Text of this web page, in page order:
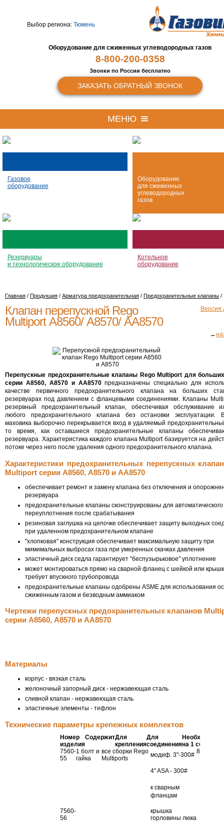
Выбор региона: Тюмень
Оборудование для сжиженных углеводородных газов
8-800-200-0358
Звонки по России бесплатно
ЗАКАЗАТЬ ОБРАТНЫЙ ЗВОНОК
МЕНЮ
Газовое
оборудование
Оборудование
для сжиженных
углеводородных
газов
Резервуары
и технологическое оборудование
Котельное
оборудование
Главная / Продукция / Арматура предохранительная / Предохранительные клапаны /
Версия
Клапан перепускной Rego
Multiport А8560/ А8570/ АА8570
←
Перепускные предохранительные клапаны Rego Multiport для
серии А8560, А8570 и АА8570предназначены специально для
качестве первичного предохранительного клапана на больших
резервуарах под давлением с фланцевыми соединениями. Клапаны
резервный предохранительный клапан, обеспечивая обслуживание
любого предохранительного клапана без остановки эксплуатации.
маховика выборочно перекрывается вход в удаляемый
то время, как оставшиеся предохранительные клапаны
резервуара. Характеристика каждого клапана Multiport базируется на
потоке через него после удаления одного предохранительного клапана.
Характеристики предохранительных перепускных
Multiport серии А8560, А8570 и АА8570
обеспечивает ремонт и замену клапана без отключения и
резервуара
предохранительные клапаны сконструированы для автоматического
переуплотнения после срабатывания
резиновая заглушка на цепочке обеспечивает защиту выходных
при удаленном предохранительном клапане
"хлопковая" конструкция обеспечивает максимальную защиту при
мимимальных выбросах газа при умеренных скачках давления
эластичный диск седла гарантирует "беспузырьковое" уплотнение
может монтироваться прямо на сварной фланец с шейкой или
требует впускного трубопровода
предохранительные клапаны одобрены ASME для использования ос
сжиженным газом и безводным аммиаком
Чертежи перепускных предохранительных клапанов
серии А8560, А8570 и АА8570
Материалы
корпус - вязкая сталь
желоночный запорный диск - нержавеющая сталь
сливной клапан - нержавеющая сталь
эластичные элементы - тефлон
Технические параметры крепежных комплектов
Номер
изделия
СодержитДля
крепления
Для
соединения
Необходимо
на 1 сборку
7560-
55
1 болт и
гайка
все сборки Rego
Multiports
модиф. 3"-300#
4" ASA - 300#
к сварным
фланцам
8
7560-
56
крышка
горловины люка